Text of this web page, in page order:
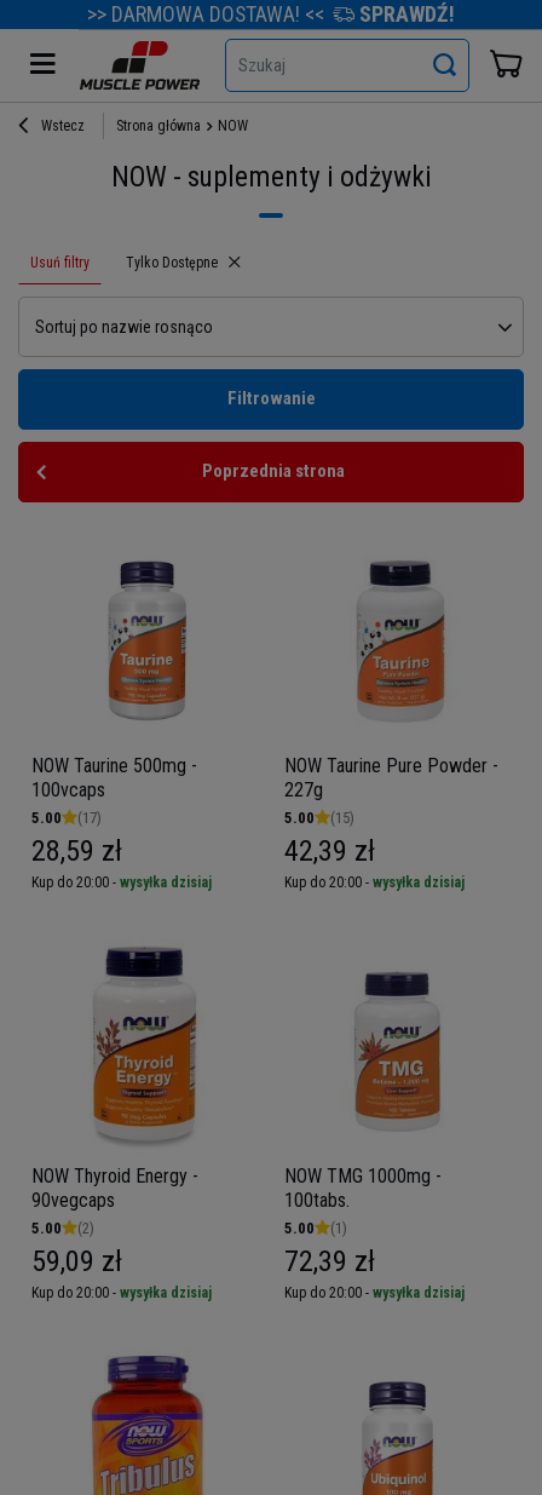
>> DARMOWA DOSTAWA! << SPRAWDŹ!
Szukaj
Wstecz Strona główna NOW
NOW - suplementy i odżywki
Usuń filtry Usuń filtr
Tylko Dostępne
Sortuj po nazwie rosnąco
Filtrowanie
Poprzednia strona
NOW Taurine 500mg -
100vcaps
5.00 (17)
28,59 zł
Kup do 20:00 - wysyłka dzisiaj
NOW Taurine Pure Powder -
227g
5.00 (15)
42,39 zł
Kup do 20:00 - wysyłka dzisiaj
NOW Thyroid Energy -
90vegcaps
5.00 (2)
59,09 zł
Kup do 20:00 - wysyłka dzisiaj
NOW TMG 1000mg -
100tabs.
5.00 (1)
72,39 zł
Kup do 20:00 - wysyłka dzisiaj